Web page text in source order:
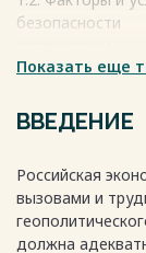
безопасности
1.3. Методика
ГЛАВА 2.
«СКАН –
2.1.
деятельности
Показать еще
ВВЕДЕНИЕ
Российская
вызовами и
должна